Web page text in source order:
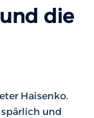
die
Haisenko.
und